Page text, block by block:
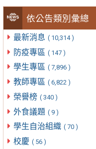
依公告類別彙總
最新消息 ( 10,314 )
防疫專區 ( 147 )
學生專區 ( 7,896 )
教師專區 ( 6,822 )
榮譽榜 ( 340 )
外食議題 ( 9 )
學生自治組織 ( 70 )
校慶 ( 56 )